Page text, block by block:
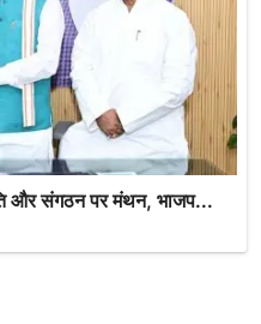
और संगठन पर मंथन, भाजप...